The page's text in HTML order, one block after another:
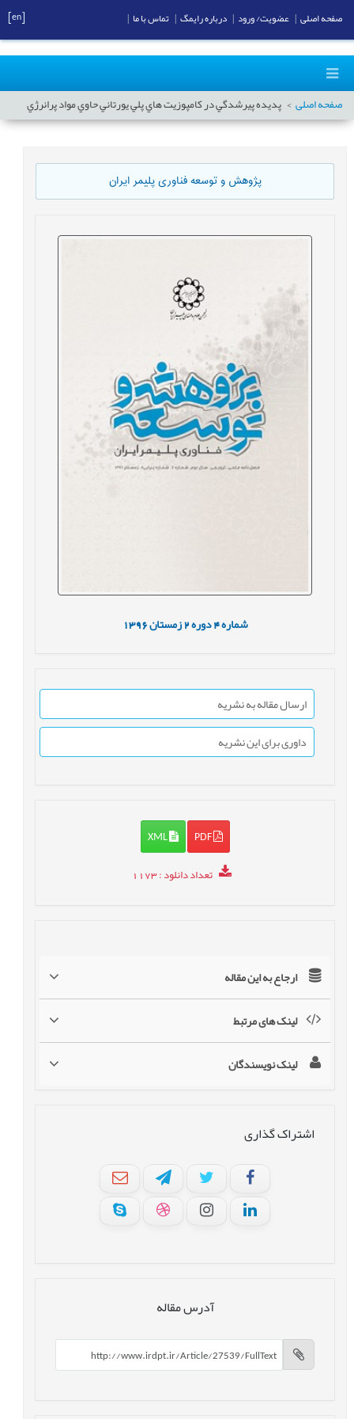
صفحه اصلی پديده پيرشدگي در کامپوزيت هاي پلي یورتاني حاوي مواد پرانرژي
پژوهش و توسعه فناوری پلیمر ایران
شماره4 دوره2 زمستان1396
ارسال مقاله به نشریه
داوری برای این نشریه
PDF
XML
تعداد دانلود: 1173
ارجاع به این مقاله
لینک های مرتبط
لینک نویسندگان
اشتراک گذاری
آدرس مقاله
صفحه اصلی عضویت/ ورود درباره رایمگ تماس با ما